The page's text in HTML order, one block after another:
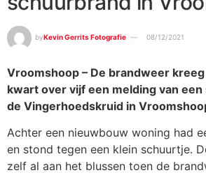
byKevin Gerrits Fotografie 08/12/2021
Vroomshoop – De brandweer
kwart over vijf een melding van
de Vingerhoedskruid in
Achter een nieuwbouw woning had
en stond tegen een klein schuurtje.
zelf al aan het blussen toen de